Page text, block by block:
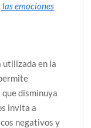
emociones
utilizada en la
disminuya
invita a
negativos y